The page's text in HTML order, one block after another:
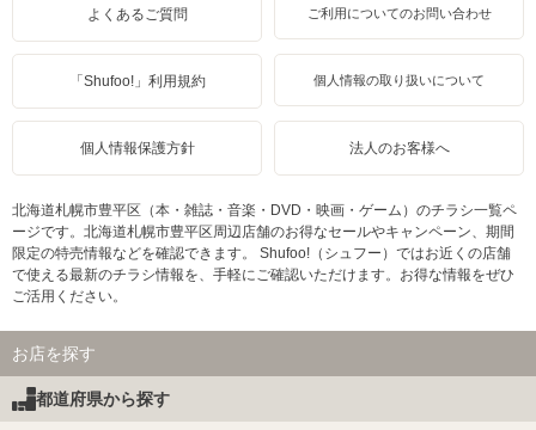
よくあるご質問 ご利用についてのお問い合わせ
「Shufoo!」利用規約 個人情報の取り扱いについて
個人情報保護方針 法人のお客様へ
北海道札幌市豊平区（本・雑誌・音楽・DVD・映画・ゲーム）のチラシ一覧ペ
ージです。北海道札幌市豊平区周辺店舗のお得なセールやキャンペーン、期間
限定の特売情報などを確認できます。 Shufoo!（シュフー）ではお近くの店舗
で使える最新のチラシ情報を、手軽にご確認いただけます。お得な情報をぜひ
ご活用ください。
お店を探す
都道府県から探す